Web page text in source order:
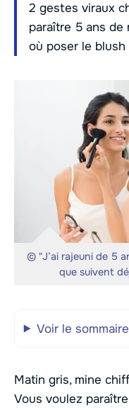
2 gestes viraux
paraître 5 ans de
où poser le
© "J’ai rajeuni de 5
que suivent
Voir le sommaire
Matin gris, mine
Vous voulez